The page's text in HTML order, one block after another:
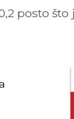
posto